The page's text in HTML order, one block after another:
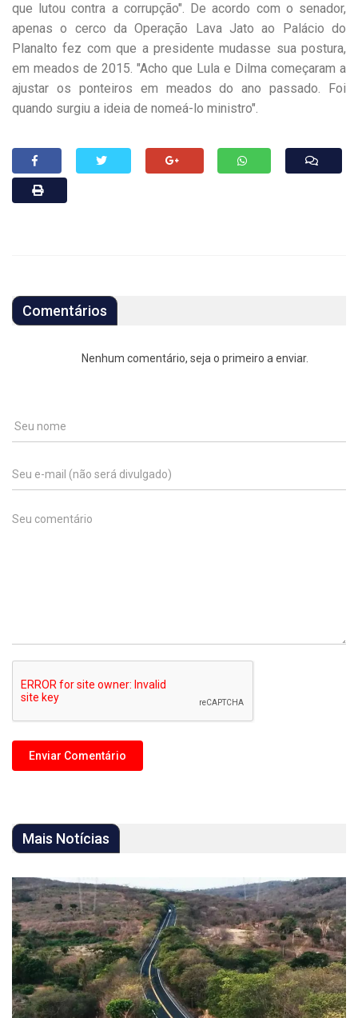
que lutou contra a corrupção". De acordo com o senador,
apenas o cerco da Operação Lava Jato ao Palácio do
Planalto fez com que a presidente mudasse sua postura,
em meados de 2015. "Acho que Lula e Dilma começaram a
ajustar os ponteiros em meados do ano passado. Foi
quando surgiu a ideia de nomeá-lo ministro".
Comentários
Nenhum comentário, seja o primeiro a enviar.
Mais Notícias